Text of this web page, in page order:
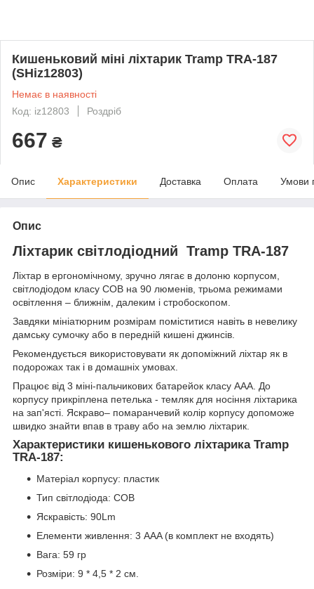
Кишеньковий міні ліхтарик Tramp TRA-187
(SHiz12803)
Немає в наявності
Код: iz12803
Роздріб
667 ₴
Опис Характеристики Доставка Оплата Умови
Опис
Ліхтарик світлодіодний Tramp TRA-187
Ліхтар в ергономічному, зручно лягає в долоню корпусом,
світлодіодом класу COB на 90 люменів, трьома режимами
освітлення – ближнім, далеким і стробоскопом.
Завдяки мініатюрним розмірам поміститися навіть в невелику
дамську сумочку або в передній кишені джинсів.
Рекомендується використовувати як допоміжний ліхтар як в
подорожах так і в домашніх умовах.
Працює від 3 міні-пальчикових батарейок класу ААА. До
корпусу прикріплена петелька - темляк для носіння ліхтарика
на зап'ясті. Яскраво– помаранчевий колір корпусу допоможе
швидко знайти впав в траву або на землю ліхтарик.
Характеристики кишенькового ліхтарика Tramp
TRA-187:
Матеріал корпусу: пластик
Тип світлодіода: COB
Яскравість: 90Lm
Елементи живлення: 3 AAA (в комплект не входять)
Вага: 59 гр
Розміри: 9 * 4,5 * 2 см.